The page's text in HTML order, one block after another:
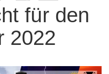
für den
2022